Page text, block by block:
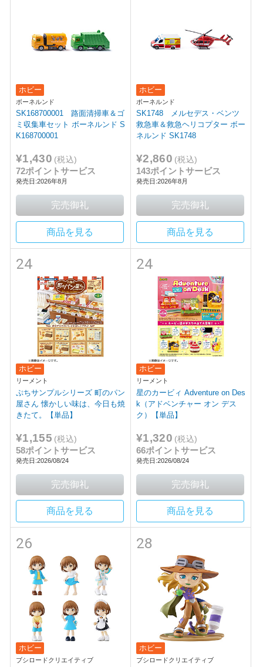
ホビー
ボーネルンド
SK168700001 路面清掃車＆ゴ
ミ収集車セット ボーネルンド S
K168700001
¥1,430 (税込)
72ポイントサービス
発売日:2026年8月
商品を見る
ホビー
ボーネルンド
SK1748 メルセデス・ベンツ
救急車＆救急ヘリコプター ボー
ネルンド SK1748
¥2,860 (税込)
143ポイントサービス
発売日:2026年8月
商品を見る
24
ホビー
リーメント
ぷちサンプルシリーズ 町のパン
屋さん 懐かしい味は、今日も焼
きたて。【単品】
¥1,155 (税込)
58ポイントサービス
発売日:2026/08/24
商品を見る
24
ホビー
リーメント
星のカービィ Adventure on Des
k（アドベンチャー オン デス
ク）【単品】
¥1,320 (税込)
66ポイントサービス
発売日:2026/08/24
商品を見る
26
ホビー
ブシロードクリエイティブ
28
ホビー
ブシロードクリエイティブ